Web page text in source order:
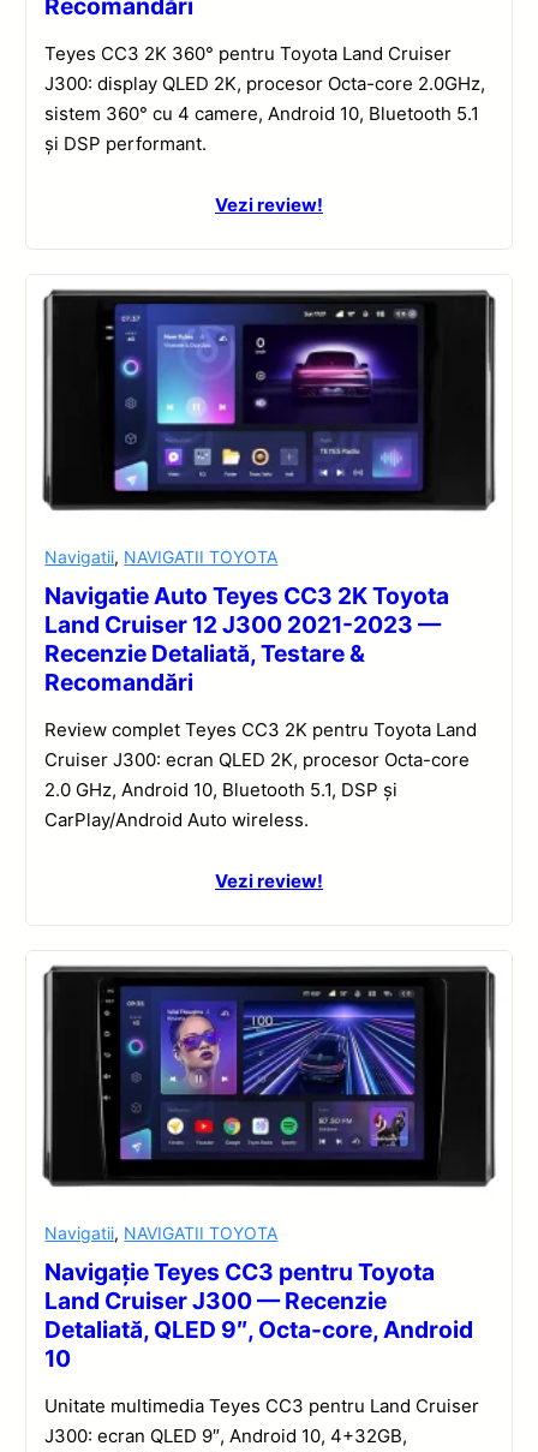
Teyes CC3 2K 360° pentru Toyota Land Cruiser
J300: display QLED 2K, procesor Octa-core 2.0GHz,
sistem 360° cu 4 camere, Android 10, Bluetooth 5.1
și DSP performant.
Vezi review!
Navigatii, NAVIGATII TOYOTA
Navigatie Auto Teyes CC3 2K Toyota
Land Cruiser 12 J300 2021-2023 —
Recenzie Detaliată, Testare &
Recomandări
Review complet Teyes CC3 2K pentru Toyota Land
Cruiser J300: ecran QLED 2K, procesor Octa-core
2.0 GHz, Android 10, Bluetooth 5.1, DSP și
CarPlay/Android Auto wireless.
Vezi review!
Navigatii, NAVIGATII TOYOTA
Navigație Teyes CC3 pentru Toyota
Land Cruiser J300 — Recenzie
Detaliată, QLED 9″, Octa-core, Android
10
Unitate multimedia Teyes CC3 pentru Land Cruiser
J300: ecran QLED 9″, Android 10, 4+32GB,